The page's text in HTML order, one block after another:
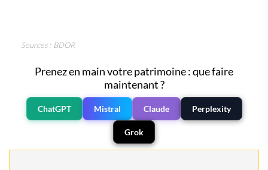
Sources : BDOR
Prenez en main votre patrimoine : que faire
maintenant ?
ChatGPT Mistral Claude Perplexity
Grok